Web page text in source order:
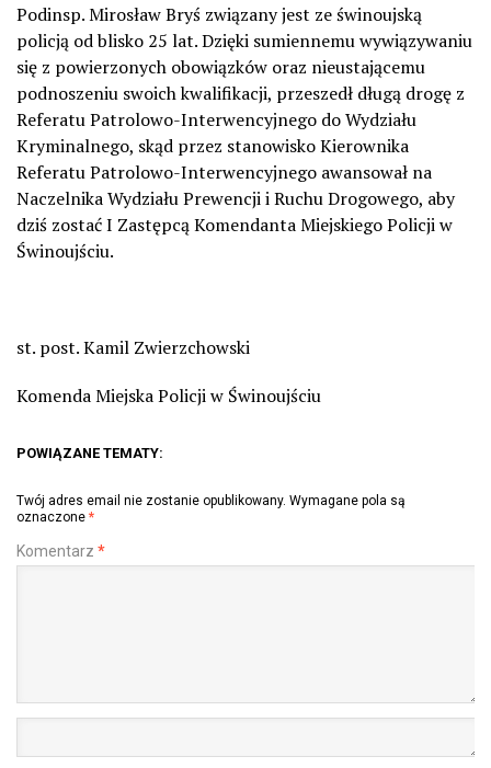
Podinsp. Mirosław Bryś związany jest ze świnoujską
policją od blisko 25 lat. Dzięki sumiennemu wywiązywaniu
się z powierzonych obowiązków oraz nieustającemu
podnoszeniu swoich kwalifikacji, przeszedł długą drogę z
Referatu Patrolowo-Interwencyjnego do Wydziału
Kryminalnego, skąd przez stanowisko Kierownika
Referatu Patrolowo-Interwencyjnego awansował na
Naczelnika Wydziału Prewencji i Ruchu Drogowego, aby
dziś zostać I Zastępcą Komendanta Miejskiego Policji w
Świnoujściu.
st. post. Kamil Zwierzchowski
Komenda Miejska Policji w Świnoujściu
POWIĄZANE TEMATY:
Twój adres email nie zostanie opublikowany. Wymagane pola są
oznaczone *
Komentarz *